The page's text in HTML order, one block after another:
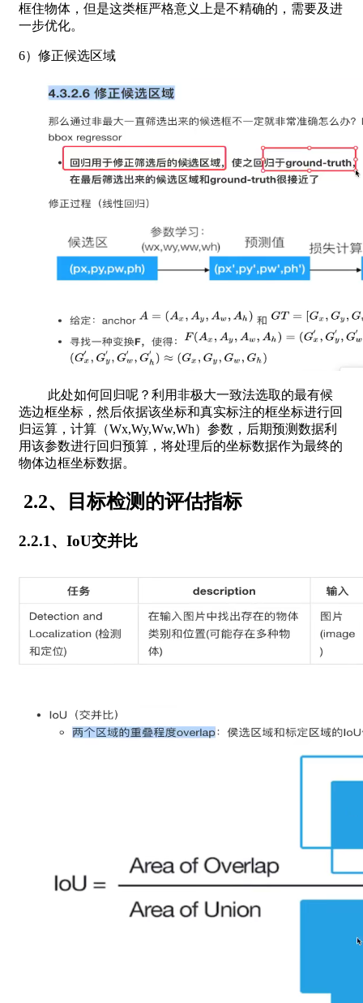
框住物体，但是这类框严格意义上是不精确的，需要及进
一步优化。
6）修正候选区域
此处如何回归呢？利用非极大一致法选取的最有候
选边框坐标，然后依据该坐标和真实标注的框坐标进行回
归运算，计算（Wx,Wy,Ww,Wh）参数，后期预测数据利
用该参数进行回归预算，将处理后的坐标数据作为最终的
物体边框坐标数据。
2.2、目标检测的评估指标
2.2.1、IoU交并比